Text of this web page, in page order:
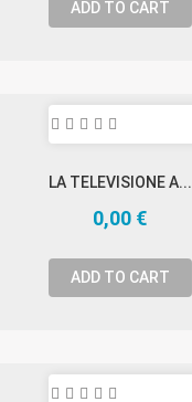
ADD TO CART
LA TELEVISIONE A...
0,00 €
ADD TO CART